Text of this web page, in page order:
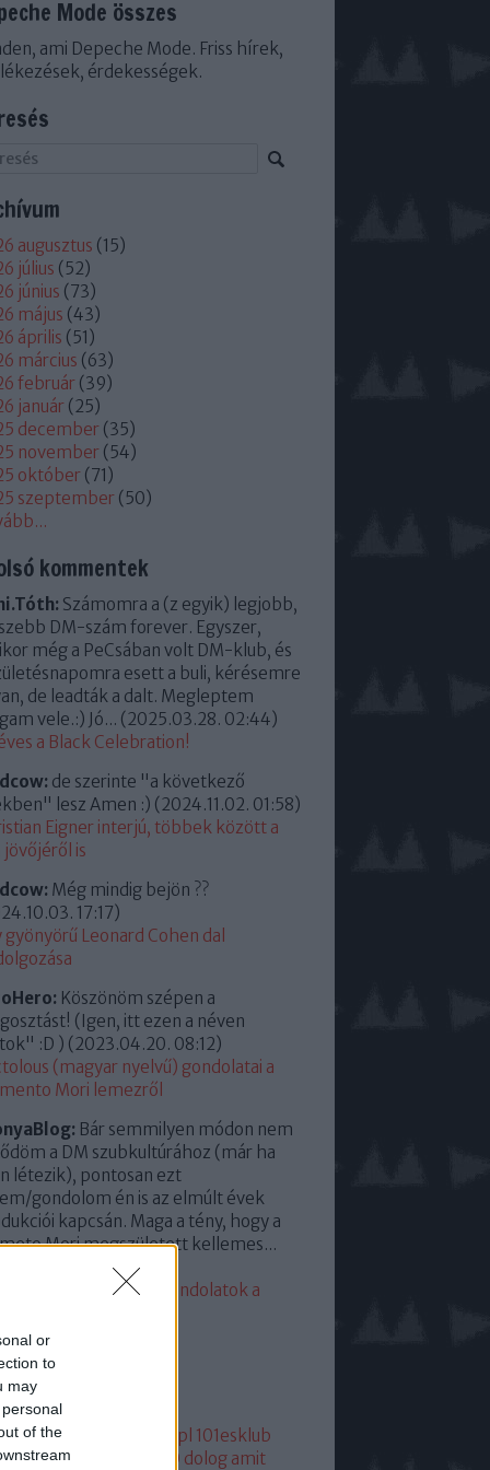
or
to
may
of the
Mode összes
ami Depeche Mode. Friss hírek,
érdekességek.
augusztus (15)
július (52)
június (73)
május (43)
április (51)
március (63)
február (39)
január (25)
december (35)
november (54)
október (71)
szeptember (50)
...
kommentek
Számomra a (z egyik) legjobb,
DM-szám forever. Egyszer,
még a PeCsában volt DM-klub, és
esett a buli, kérésemre
de leadták a dalt. Megleptem
vele.:) Jó... (2025.03.28. 02:44)
a Black Celebration!
de szerinte "a következő
lesz Amen :) (2024.11.02. 01:58)
Eigner interjú, többek között a
jövőjéről is
Még mindig bejön ??
17:17)
gyönyörű Leonard Cohen dal
Köszönöm szépen a
(Igen, itt ezen a néven
:D ) (2023.04.20. 08:12)
(magyar nyelvű) gondolatai a
Mori lemezről
Bár semmilyen módon nem
a DM szubkultúrához (már ha
létezik), pontosan ezt
gondolom én is az elmúlt évek
kapcsán. Maga a tény, hogy a
Mori megszületett kellemes...
15:35)
eddigi leggyengébb. Gondolatok a
20
1 1+2101 101dm.pl 101esklub
101 hang
10 dolog amit